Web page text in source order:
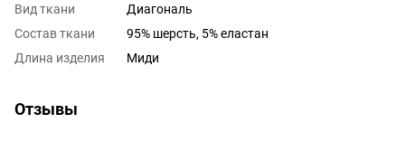
Вид ткани
Диагональ
Состав ткани
95% шерсть, 5% еластан
Длина изделия
Миди
Отзывы